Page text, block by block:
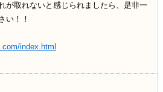
が取れないと感じられましたら、是非一
い！！
index.html